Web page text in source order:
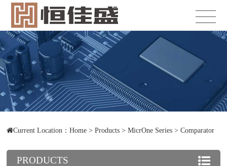
Current Location：Home >Products >MicrOne Series >Comparator
PRODUCTS